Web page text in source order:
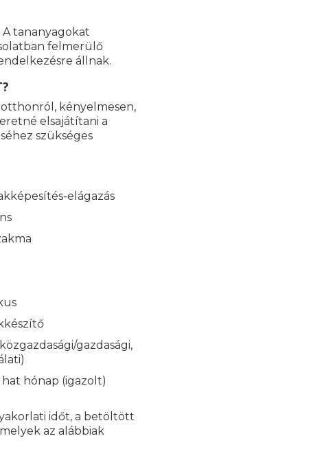
tananyagokat
felmerülő
állnak.
kényelmesen,
elsajátítani a
szükséges
elágazás
gazdasági,
hónap (igazolt)
időt, a betöltött
az alábbiak